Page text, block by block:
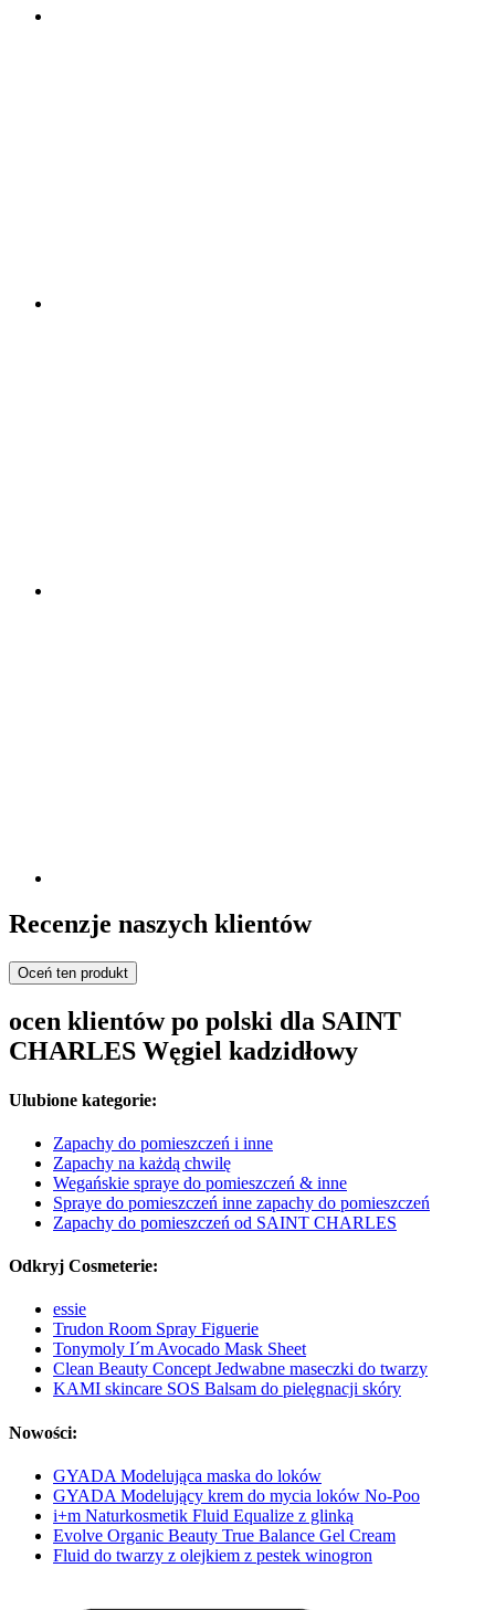
Recenzje naszych klientów
Oceń ten produkt
ocen klientów po polski dla SAINT
CHARLES Węgiel kadzidłowy
Ulubione kategorie:
Zapachy do pomieszczeń i inne
Zapachy na każdą chwilę
Wegańskie spraye do pomieszczeń & inne
Spraye do pomieszczeń inne zapachy do pomieszczeń
Zapachy do pomieszczeń od SAINT CHARLES
Odkryj Cosmeterie:
essie
Trudon Room Spray Figuerie
Tonymoly I´m Avocado Mask Sheet
Clean Beauty Concept Jedwabne maseczki do twarzy
KAMI skincare SOS Balsam do pielęgnacji skóry
Nowości:
GYADA Modelująca maska do loków
GYADA Modelujący krem do mycia loków No-Poo
i+m Naturkosmetik Fluid Equalize z glinką
Evolve Organic Beauty True Balance Gel Cream
Fluid do twarzy z olejkiem z pestek winogron